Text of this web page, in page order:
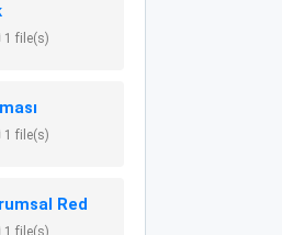
1 file(s)
1 file(s)
Red
1 file(s)